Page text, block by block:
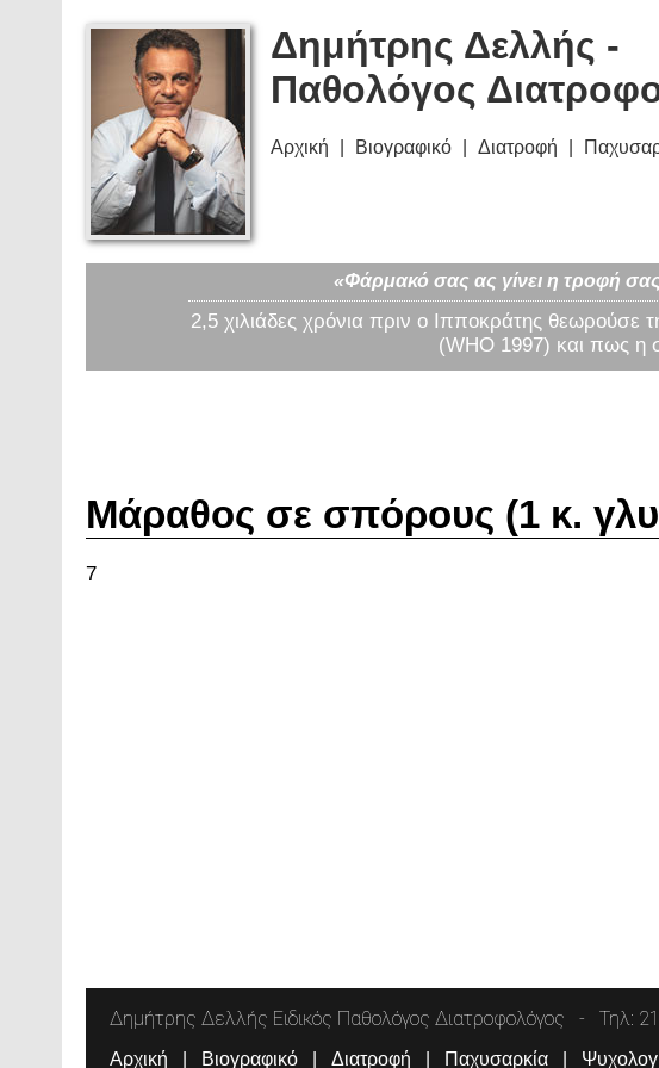
Δημήτρης Δελλής -
Παθολόγος
Αρχική Βιογραφικό Διατροφή
«Φάρμακό σας ας γίνει η τροφή
2,5 χιλιάδες χρόνια πριν ο Ιπποκράτης θεωρούσε
(WHO 1997) και πως η
Μάραθος σε σπόρους (1 κ.
7
Δημήτρης Δελλής Ειδικός Παθολόγος Διατροφολόγος Τηλ:
Αρχική Βιογραφικό Διατροφή Παχυσαρκία